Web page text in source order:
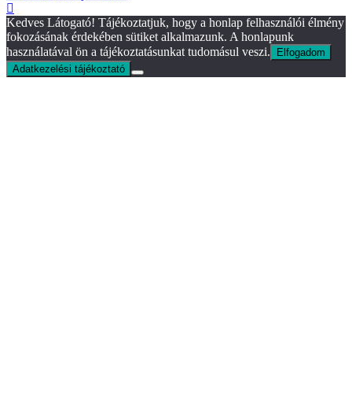
Kedves Látogató! Tájékoztatjuk, hogy a honlap felhasználói élmény
fokozásának érdekében sütiket alkalmazunk. A honlapunk
használatával ön a tájékoztatásunkat tudomásul veszi.
Elfogadom
Adatkezelési tájékoztató